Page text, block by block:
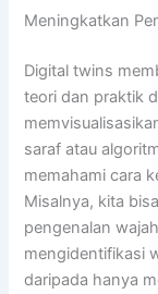
Meningkatkan
Digital twins
teori dan praktik
saraf atau
memahami cara
Misalnya, kita
pengenalan
mengidentifikasi
daripada hanya